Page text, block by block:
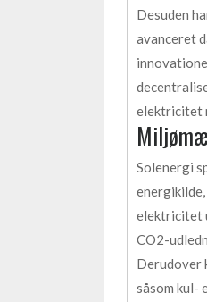
Desuden
avanceret
elektricitet
Solenergi
elektricitet
CO2-
Derudover
såsom kul-